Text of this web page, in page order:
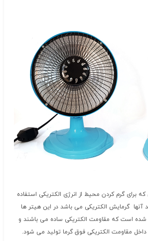
برای گرم کردن محیط از انرژی الکتریکی استفاده
آنها گرمایش الکتریکی می باشد در این هیتر ها
شده است که مقاومت الکتریکی ساده‌ می باشند و
داخل مقاومت الکتریکی فوق گرما تولید می شود.